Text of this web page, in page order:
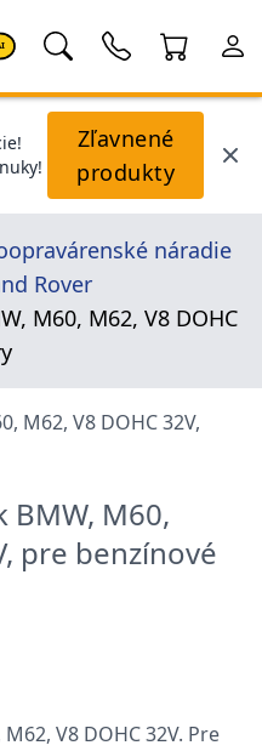
Zľavnené
produkty
náradie
Rover
M60, M62, V8 DOHC
M60,
pre benzínové
V8 DOHC 32V. Pre